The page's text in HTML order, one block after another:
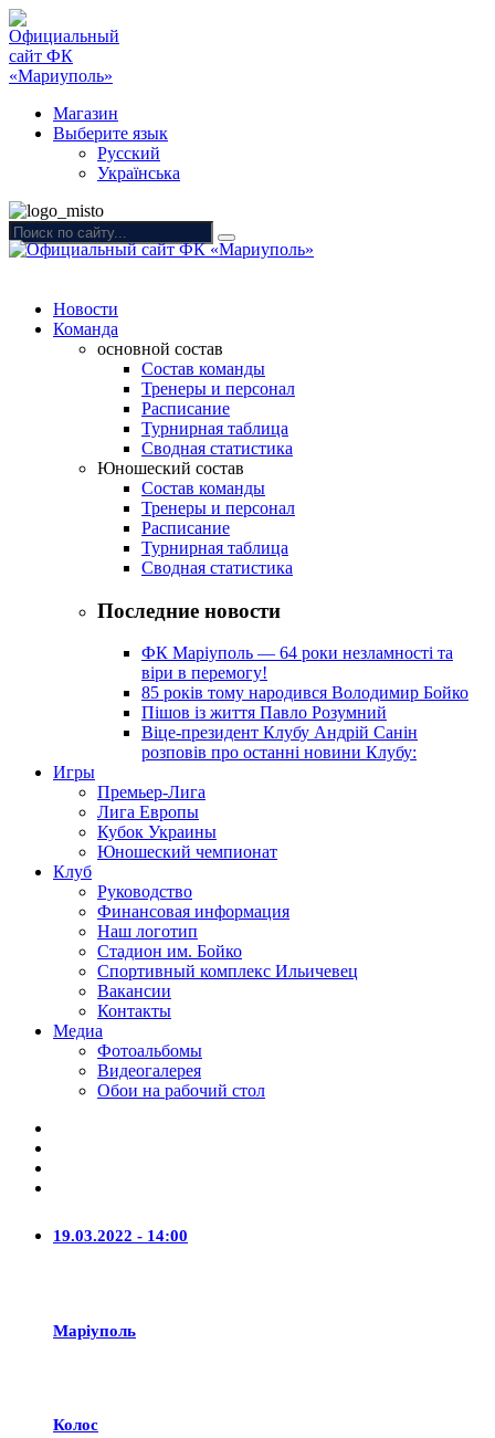
Магазин
Выберите язык
Русский
Українська
Новости
Команда
основной состав
Состав команды
Тренеры и персонал
Расписание
Турнирная таблица
Сводная статистика
Юношеский состав
Состав команды
Тренеры и персонал
Расписание
Турнирная таблица
Сводная статистика
Последние новости
ФК Маріуполь — 64 роки незламності та
віри в перемогу!
85 років тому народився Володимир Бойко
Пішов із життя Павло Розумний
Віце-президент Клубу Андрій Санін
розповів про останні новини Клубу:
Игры
Премьер-Лига
Лига Европы
Кубок Украины
Юношеский чемпионат
Клуб
Руководство
Финансовая информация
Наш логотип
Стадион им. Бойко
Спортивный комплекс Ильичевец
Вакансии
Контакты
Медиа
Фотоальбомы
Видеогалерея
Обои на рабочий стол
19.03.2022 - 14:00
Маріуполь
Колос